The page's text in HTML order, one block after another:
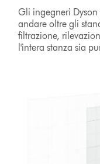
Gli ingegneri Dyson
andare oltre gli
filtrazione,
l'intera stanza sia